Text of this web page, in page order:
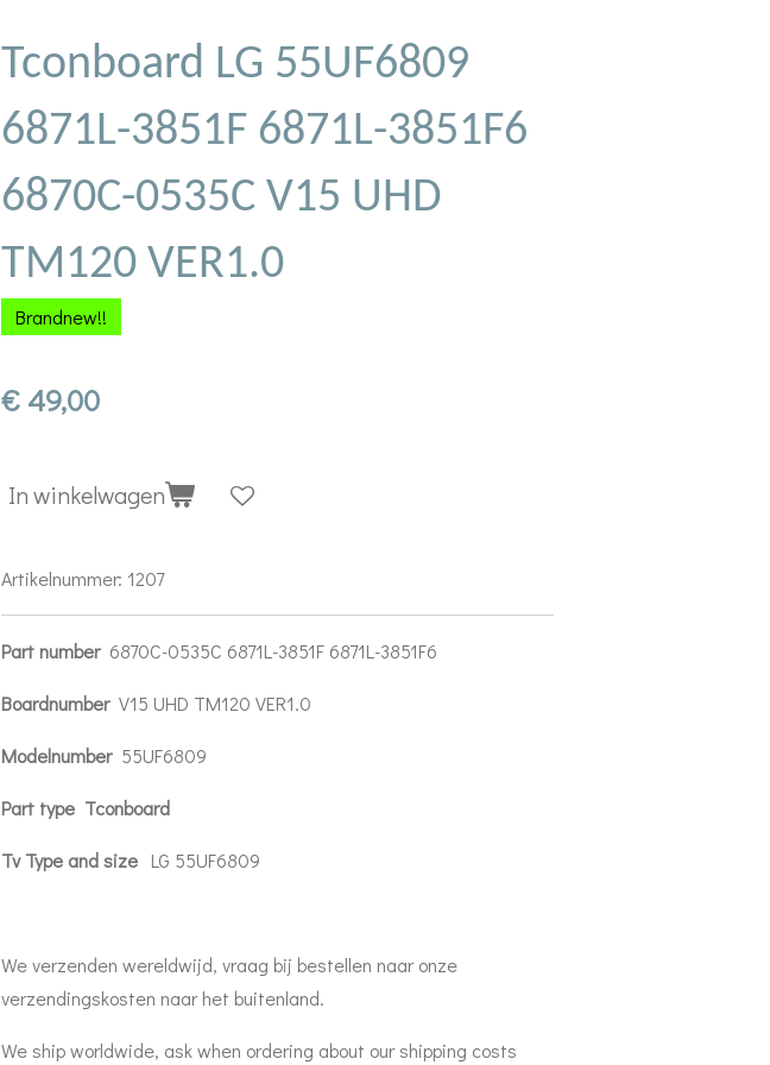
Tconboard LG 55UF6809
6871L-3851F 6871L-3851F6
6870C-0535C V15 UHD
TM120 VER1.0
Brandnew!!
€ 49,00
In winkelwagen
Artikelnummer: 1207
Part number 6870C-0535C 6871L-3851F 6871L-3851F6
Boardnumber V15 UHD TM120 VER1.0
Modelnumber 55UF6809
Part type Tconboard
Tv Type and size LG 55UF6809
We verzenden wereldwijd, vraag bij bestellen naar onze
verzendingskosten naar het buitenland.
We ship worldwide, ask when ordering about our shipping costs